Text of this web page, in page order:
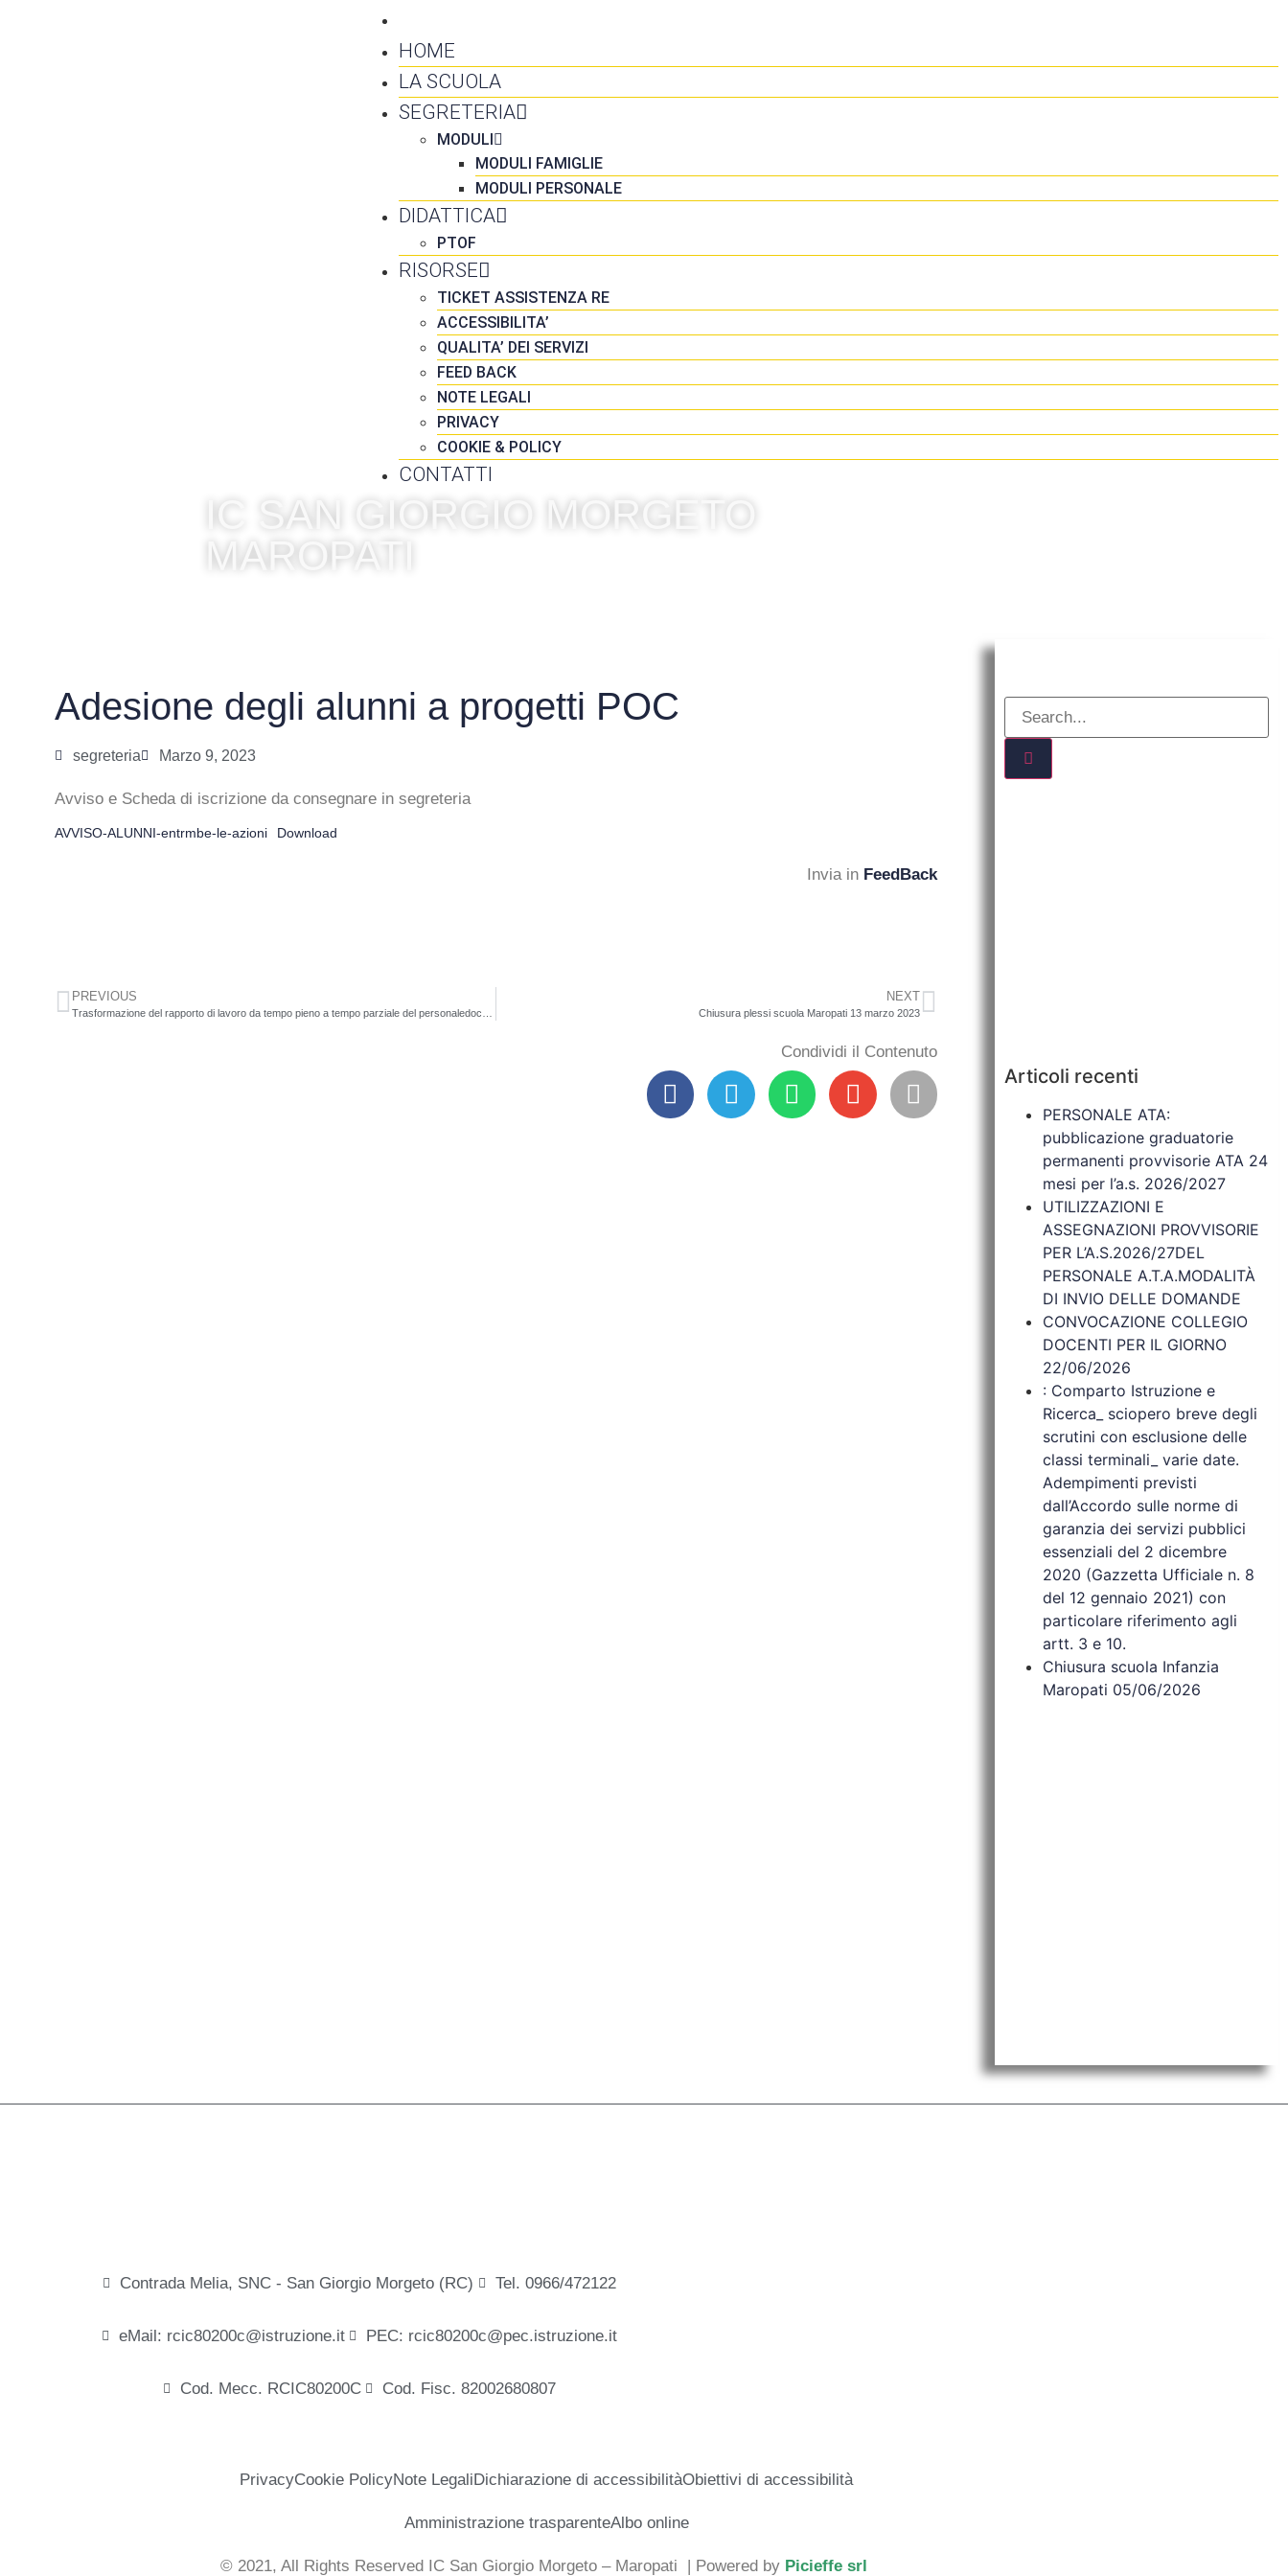
HOME
LA SCUOLA
SEGRETERIA
MODULI
MODULI FAMIGLIE
MODULI PERSONALE
DIDATTICA
PTOF
RISORSE
TICKET ASSISTENZA RE
ACCESSIBILITA’
QUALITA’ DEI SERVIZI
FEED BACK
NOTE LEGALI
PRIVACY
COOKIE & POLICY
CONTATTI
IC SAN GIORGIO MORGETO
MAROPATI
Adesione degli alunni a progetti POC
segreteria Marzo 9, 2023
Avviso e Scheda di iscrizione da consegnare in segreteria
AVVISO-ALUNNI-entrmbe-le-azioni Download
Invia in FeedBack
PREVIOUS NEXT
Chiusura plessi scuola Maropati 13 marzo 2023
Condividi il Contenuto
Articoli recenti
PERSONALE ATA:
pubblicazione graduatorie
permanenti provvisorie ATA 24
mesi per l’a.s. 2026/2027
UTILIZZAZIONI E
ASSEGNAZIONI PROVVISORIE
PER L’A.S.2026/27DEL
PERSONALE A.T.A.MODALITÀ
DI INVIO DELLE DOMANDE
CONVOCAZIONE COLLEGIO
DOCENTI PER IL GIORNO
22/06/2026
: Comparto Istruzione e
Ricerca_ sciopero breve degli
scrutini con esclusione delle
classi terminali_ varie date.
Adempimenti previsti
dall’Accordo sulle norme di
garanzia dei servizi pubblici
essenziali del 2 dicembre
2020 (Gazzetta Ufficiale n. 8
del 12 gennaio 2021) con
particolare riferimento agli
artt. 3 e 10.
Chiusura scuola Infanzia
Maropati 05/06/2026
Contrada Melia, SNC - San Giorgio Morgeto (RC) Tel. 0966/472122
eMail: rcic80200c@istruzione.it PEC: rcic80200c@pec.istruzione.it
Cod. Mecc. RCIC80200C Cod. Fisc. 82002680807
PrivacyCookie PolicyNote LegaliDichiarazione di accessibilitàObiettivi di accessibilità
Amministrazione trasparenteAlbo online
© 2021, All Rights Reserved IC San Giorgio Morgeto – Maropati | Powered by Picieffe srl